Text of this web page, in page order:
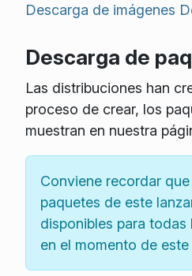
Descarga de imágenes
Descarga de
Las distribuciones han
proceso de crear, los
muestran en nuestra
Conviene recordar
paquetes de este
disponibles para todas
en el momento de este